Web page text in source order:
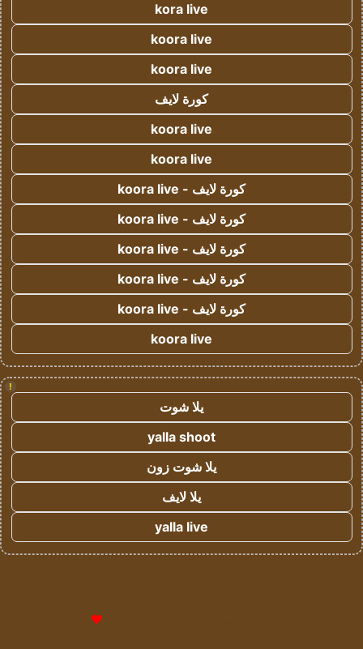
kora live
koora live
koora live
كورة لايف
koora live
koora live
كورة لايف - koora live
كورة لايف - koora live
كورة لايف - koora live
كورة لايف - koora live
كورة لايف - koora live
koora live
!
يلا شوت
yalla shoot
يلا شوت زون
يلا لايف
yalla live